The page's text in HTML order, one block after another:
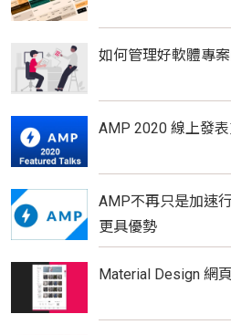
如何管理好軟體專
AMP 2020 線上發
AMP不再只是加速
更具優勢
Material Design 網